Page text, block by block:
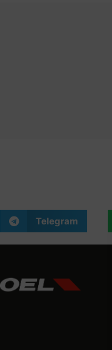
Telegram